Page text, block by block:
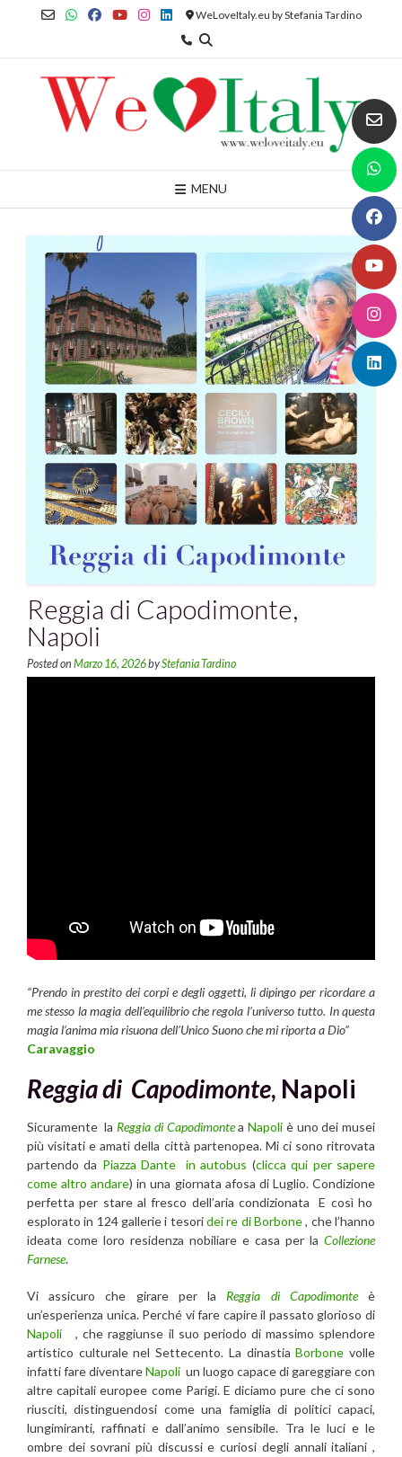
WeLoveItaly.eu by Stefania Tardino
MENU
Reggia di Capodimonte,
Napoli
Posted on Marzo 16, 2026byStefania Tardino
“Prendo in prestito dei corpi e degli oggetti, li dipingo per ricordare a
me stesso la magia dell’equilibrio che regola l’universo tutto. In questa
magia l’anima mia risuona dell’Unico Suono che mi riporta a Dio”
Caravaggio
Reggia di Capodimonte, Napoli
Sicuramente la Reggia di CapodimonteaNapoli è uno dei musei
più visitati e amati della città partenopea. Mi ci sono ritrovata
partendo da Piazza Dante in autobus (clicca qui per sapere
come altro andare) in una giornata afosa di Luglio. Condizione
perfetta per stare al fresco dell’aria condizionata E così ho
esplorato in 124 gallerie i tesoridei re di Borbone, che l’hanno
ideata come loro residenza nobiliare e casa per la Collezione
Farnese.
Vi assicuro che girare per la Reggia di Capodimonteè
un’esperienza unica. Perché vi fare capire il passato glorioso di
Napoli
, che raggiunse il suo periodo di massimo splendore
artistico culturale nel Settecento. La dinastiaBorbone volle
infatti fare diventareNapoli un luogo capace di gareggiare con
altre capitali europee come Parigi. E diciamo pure che ci sono
riusciti, distinguendosi come una famiglia di politici capaci,
lungimiranti, raffinati e dall’animo sensibile. Tra le luci e le
ombre dei sovrani più discussi e curiosi degli annali italiani ,